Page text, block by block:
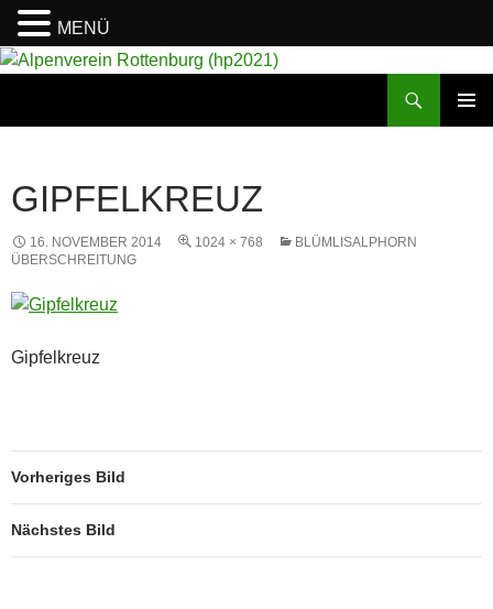
GIPFELKREUZ
16. NOVEMBER 2014 1024 × 768
BLÜMLISALPHORN
ÜBERSCHREITUNG
Gipfelkreuz
Vorheriges Bild
Nächstes Bild
MENÜ